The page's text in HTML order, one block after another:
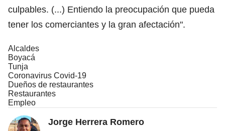
culpables. (...) Entiendo la preocupación que pueda
tener los comerciantes y la gran afectación".
Alcaldes
Boyacá
Tunja
Coronavirus Covid-19
Dueños de restaurantes
Restaurantes
Empleo
Jorge Herrera Romero